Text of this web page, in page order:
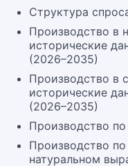
Структура
Производство в
исторические
(2026–2035)
Производство в
исторические
(2026–2035)
Производство
Производство
натуральном